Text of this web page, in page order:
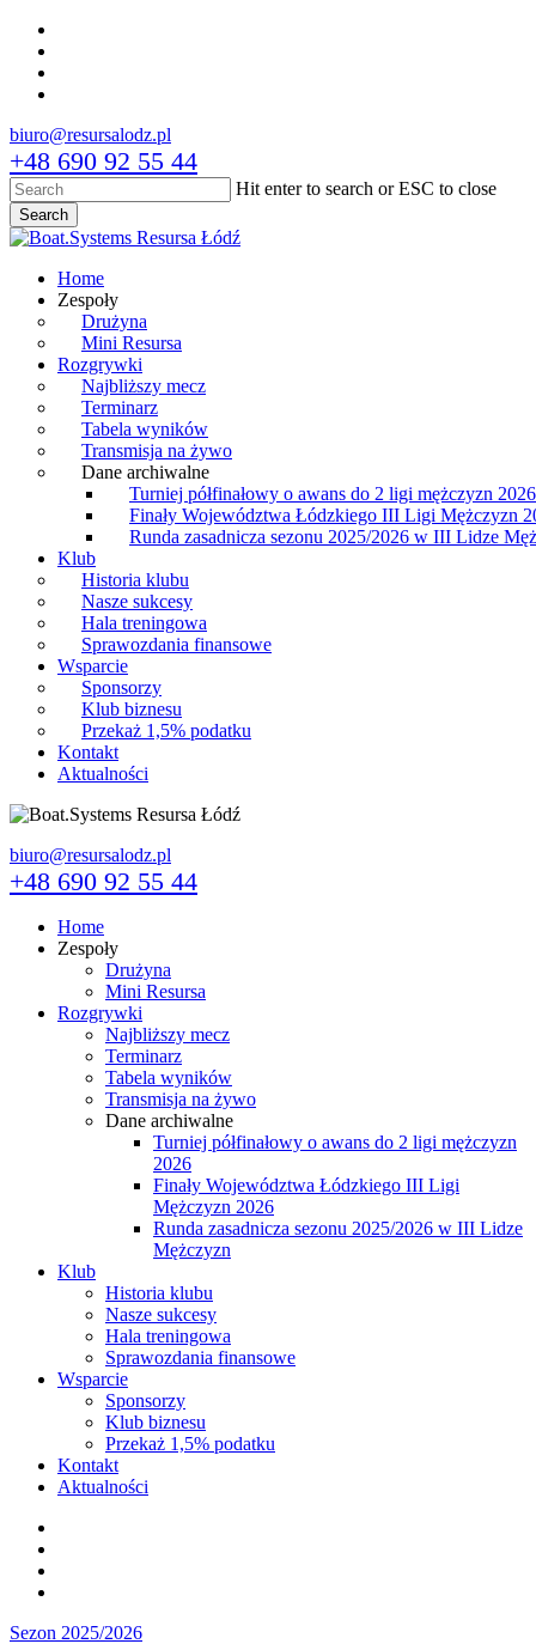
Skip
main
content
biuro@resursalodz.pl
+48 690 92 55 44
Hit enter to search or ESC to close
Search
Close
Menu
Home
Zespoły
Drużyna
Mini Resursa
Rozgrywki
Najbliższy mecz
Terminarz
Tabela wyników
Transmisja na żywo
Dane archiwalne
Turniej półfinałowy o awans do 2 ligi mężczyzn 2026
Finały Województwa Łódzkiego III Ligi Mężczyzn
Runda zasadnicza sezonu 2025/2026 w III Lidze
Klub
Historia klubu
Nasze sukcesy
Hala treningowa
Sprawozdania finansowe
Wsparcie
Sponsorzy
Klub biznesu
Przekaż 1,5% podatku
Kontakt
Aktualności
biuro@resursalodz.pl
+48 690 92 55 44
Home
Zespoły
Drużyna
Mini Resursa
Rozgrywki
Najbliższy mecz
Terminarz
Tabela wyników
Transmisja na żywo
Dane archiwalne
Turniej półfinałowy o awans do 2 ligi mężczyzn
2026
Finały Województwa Łódzkiego III Ligi
Mężczyzn 2026
Runda zasadnicza sezonu 2025/2026 w III Lidze
Mężczyzn
Klub
Historia klubu
Nasze sukcesy
Hala treningowa
Sprawozdania finansowe
Wsparcie
Sponsorzy
Klub biznesu
Przekaż 1,5% podatku
Kontakt
Aktualności
Sezon 2025/2026